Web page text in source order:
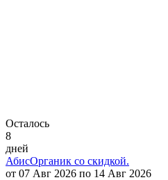
Осталось
8
дней
АбисОрганик со скидкой.
от 07 Авг 2026 по 14 Авг 2026